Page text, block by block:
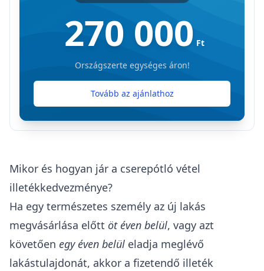
270 000 Ft
Országszerte egységes áron!
Tovább az ajánlathoz
Mikor és hogyan jár a cserepótló vétel
illetékkedvezménye?
Ha egy természetes személy az új lakás
megvásárlása előtt öt éven belül, vagy azt
követően egy éven belül eladja meglévő
lakástulajdonát, akkor a fizetendő illeték